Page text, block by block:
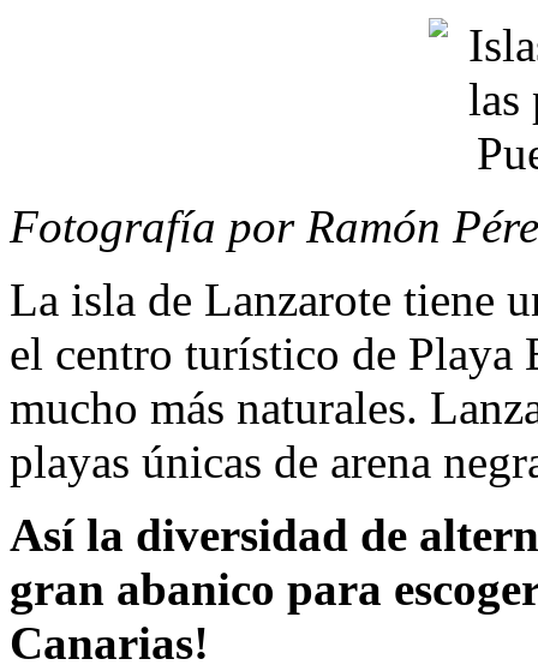
Fotografía por Ramón
La isla de Lanzarote tiene
el centro turístico de Playa
mucho más naturales.
playas únicas de arena
Así la diversidad de
gran abanico para
Canarias!